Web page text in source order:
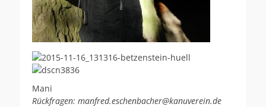
Mani
Rückfragen: manfred.eschenbacher@kanuverein.de